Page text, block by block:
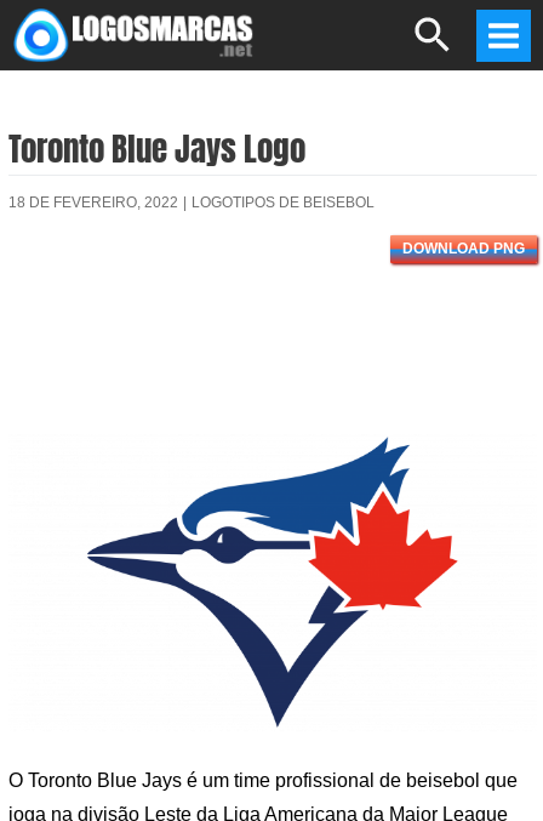
Skip
to
Search
Toronto Blue Jays Logo
18 DE FEVEREIRO, 2022 LOGOTIPOS DE BEISEBOL
DOWNLOAD PNG
O Toronto Blue Jays é um time profissional de beisebol que
joga na divisão Leste da Liga Americana da Major League